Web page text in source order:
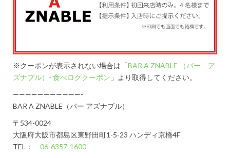
※クーポンが表示されない場合は「BAR A ZNABLE （バー ア
ズナブル）- 食べログクーポン 」より取得してください。
———————————-
BAR A ZNABLE（バー アズナブル）
〒534-0024
大阪府大阪市都島区東野田町1-5-23 ハンディ京橋4F
TEL： 06-6357-1600